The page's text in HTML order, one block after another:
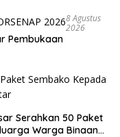
8 Agustus
2026
Pembukaan
Serahkan 50 Paket
Warga Binaan